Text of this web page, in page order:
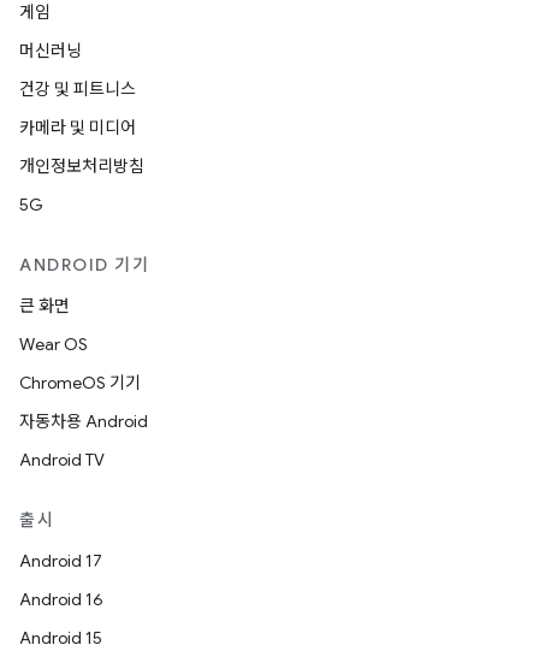
게임
머신러닝
건강 및 피트니스
카메라 및 미디어
개인정보처리방침
5G
ANDROID 기기
큰 화면
Wear OS
ChromeOS 기기
자동차용 Android
Android TV
출시
Android 17
Android 16
Android 15